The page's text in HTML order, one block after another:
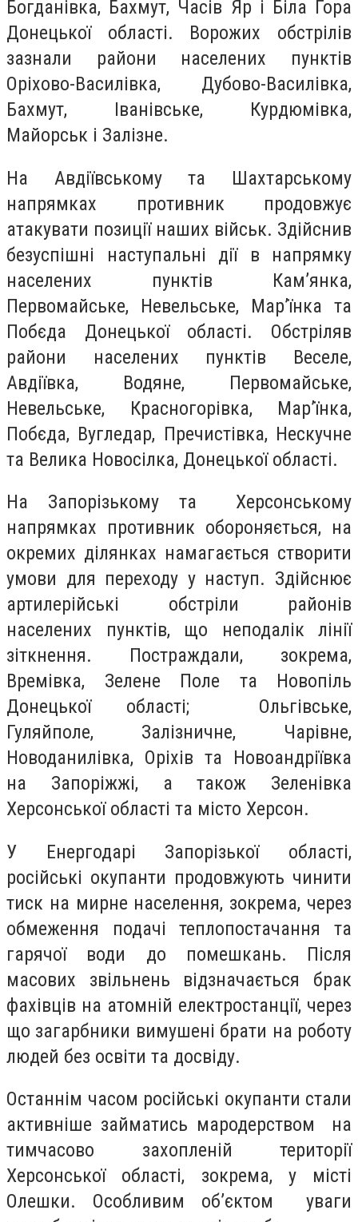
Богданівка, Бахмут, Часів Яр і Біла Гора
Донецької області. Ворожих обстрілів
зазнали райони населених пунктів
Оріхово-Василівка, Дубово-Василівка,
Бахмут, Іванівське, Курдюмівка,
Майорськ і Залізне.
На Авдіївському та Шахтарському
напрямках противник продовжує
атакувати позиції наших військ. Здійснив
безуспішні наступальні дії в напрямку
населених пунктів Кам’янка,
Первомайське, Невельське, Мар’їнка та
Побєда Донецької області. Обстріляв
райони населених пунктів Веселе,
Авдіївка, Водяне, Первомайське,
Невельське, Красногорівка, Мар’їнка,
Побєда, Вугледар, Пречистівка, Нескучне
та Велика Новосілка, Донецької області.
На Запорізькому та Херсонському
напрямках противник обороняється, на
окремих ділянках намагається створити
умови для переходу у наступ. Здійснює
артилерійські обстріли районів
населених пунктів, що неподалік лінії
зіткнення. Постраждали, зокрема,
Времівка, Зелене Поле та Новопіль
Донецької області; Ольгівське,
Гуляйполе, Залізничне, Чарівне,
Новоданилівка, Оріхів та Новоандріївка
на Запоріжжі, а також Зеленівка
Херсонської області та місто Херсон.
У Енергодарі Запорізької області,
російські окупанти продовжують чинити
тиск на мирне населення, зокрема, через
обмеження подачі теплопостачання та
гарячої води до помешкань. Після
масових звільнень відзначається брак
фахівців на атомній електростанції, через
що загарбники вимушені брати на роботу
людей без освіти та досвіду.
Останнім часом російські окупанти стали
активніше займатись мародерством на
тимчасово захопленій території
Херсонської області, зокрема, у місті
Олешки. Особливим об’єктом уваги